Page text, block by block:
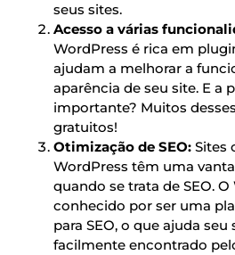
seus sites.
Acesso a várias
WordPress é rica em
ajudam a melhorar a
aparência de seu site. E a
importante? Muitos
gratuitos!
Otimização de SEO: Sites
WordPress têm uma
quando se trata de SEO.
conhecido por ser uma
para SEO, o que ajuda seu
facilmente encontrado